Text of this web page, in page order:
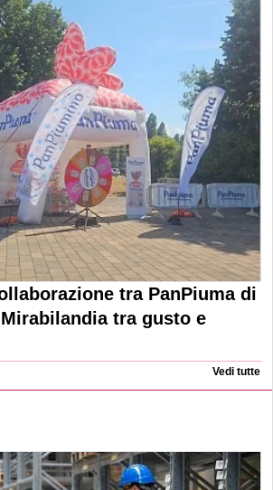
tra PanPiuma di
tra gusto e
Vedi tutte